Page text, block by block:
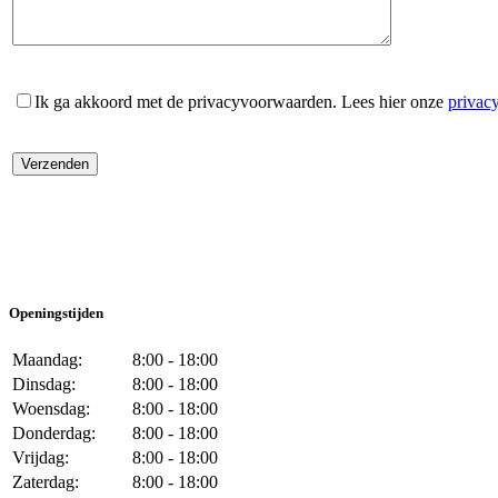
Ik ga akkoord met de privacyvoorwaarden. Lees hier onze
Openingstijden
Maandag:
8:00 - 18:00
Dinsdag:
8:00 - 18:00
Woensdag:
8:00 - 18:00
Donderdag:
8:00 - 18:00
Vrijdag:
8:00 - 18:00
Zaterdag:
8:00 - 18:00